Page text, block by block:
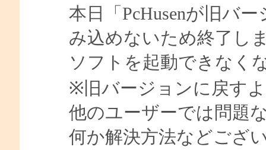
本日「PcHusenが旧バ
み込めないため終了し
ソフトを起動できなく
※旧バージョンに戻す
他のユーザーでは問題
何か解決方法などござ